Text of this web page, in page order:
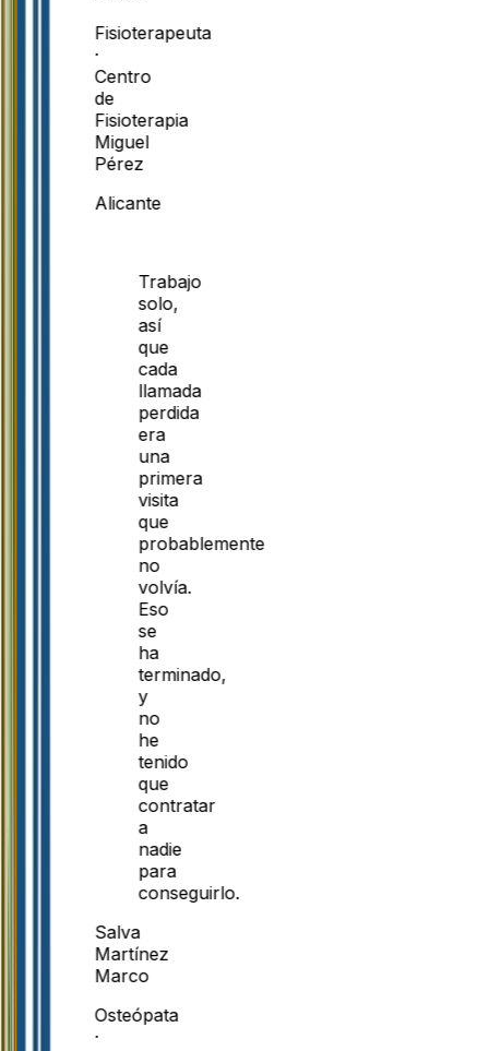
Fisioterapeuta
·
Centro
de
Fisioterapia
Miguel
Pérez
Alicante
Trabajo
solo,
así
que
cada
llamada
perdida
era
una
primera
visita
que
probablemente
no
volvía.
Eso
se
ha
terminado,
y
no
he
tenido
que
contratar
a
nadie
para
conseguirlo.
Salva
Martínez
Marco
Osteópata
·